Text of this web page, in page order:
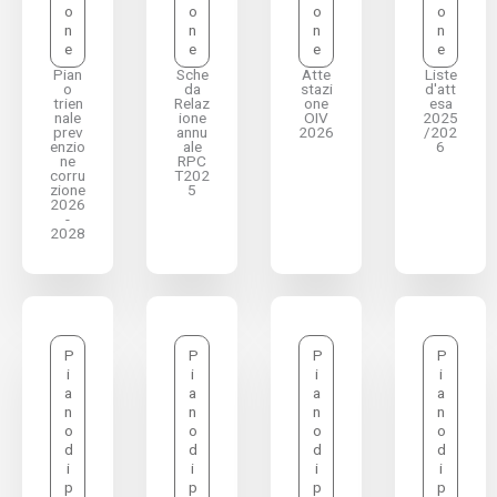
o
n
e
Pian
o
trien
nale
prev
enzio
ne
corru
zione
2026
-
2028
o
n
e
Sche
da
Relaz
ione
annu
ale
RPC
T202
5
o
n
e
Atte
stazi
one
OIV
2026
o
n
e
Liste
d'att
esa
2025
/202
6
P
i
a
n
o
d
i
p
P
i
a
n
o
d
i
p
P
i
a
n
o
d
i
p
P
i
a
n
o
d
i
p